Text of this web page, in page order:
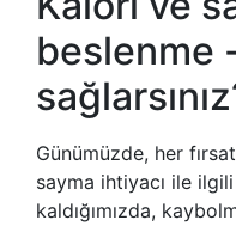
beslenme
Günümüzde, her
sayma ihtiyacı ile
kaldığımızda,